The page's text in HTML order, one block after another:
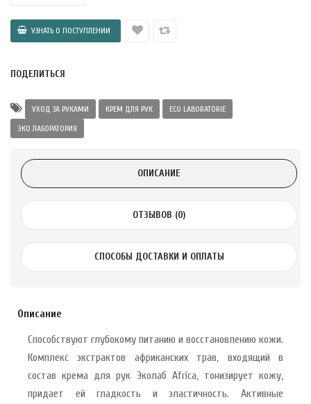
75 мл
ПОДЕЛИТЬСЯ
УХОД ЗА РУКАМИ КРЕМ ДЛЯ РУК
ECO LABORATORIE
ЭКО ЛАБОРАТОРИЯ
ОПИСАНИЕ
ОТЗЫВОВ (0)
СПОСОБЫ ДОСТАВКИ И ОПЛАТЫ
Описание
Способствуют глубокому питанию и восстановлению кожи.
Комплекс экстрактов африканских трав, входящий в
состав крема для рук Эколаб Africa, тонизирует кожу,
придает ей гладкость и эластичность. Активные